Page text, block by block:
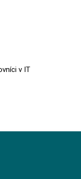
v IT